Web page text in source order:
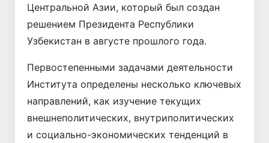
Центральной Азии, который был создан
решением Президента Республики
Узбекистан в августе прошлого года.
Первостепенными задачами деятельности
Института определены несколько ключевых
направлений, как изучение текущих
внешнеполитических, внутриполитических
и социально-экономических тенденций в